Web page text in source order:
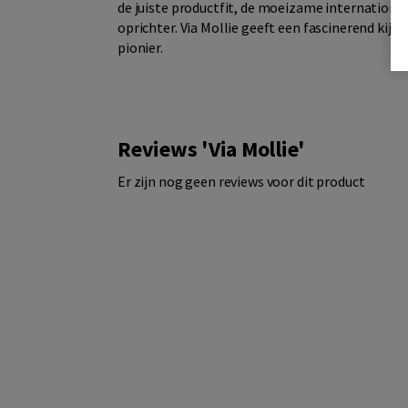
de juiste productfit, de moeizame
oprichter. Via Mollie geeft een fascinerend
pionier.
Reviews 'Via Mollie'
Er zijn nog geen reviews voor dit product